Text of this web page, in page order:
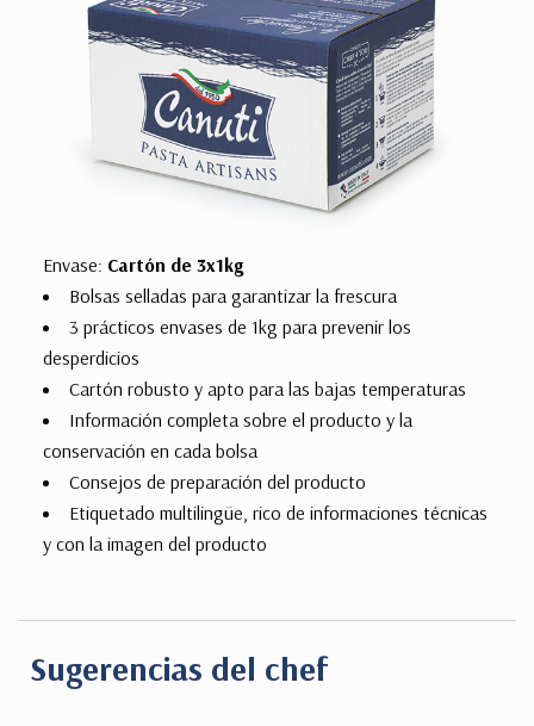
Envase: Cartón de 3x1kg
Bolsas selladas para garantizar la frescura
3 prácticos envases de 1kg para prevenir los
desperdicios
Cartón robusto y apto para las bajas temperaturas
Información completa sobre el producto y la
conservación en cada bolsa
Consejos de preparación del producto
Etiquetado multilingüe, rico de informaciones técnicas
y con la imagen del producto
Sugerencias del chef